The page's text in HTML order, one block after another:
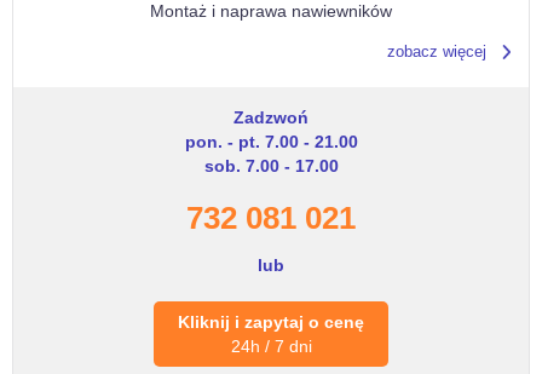
Montaż i naprawa nawiewników
zobacz więcej
Zadzwoń
pon. - pt. 7.00 - 21.00
sob. 7.00 - 17.00
732 081 021
lub
Kliknij i zapytaj o cenę
24h / 7 dni